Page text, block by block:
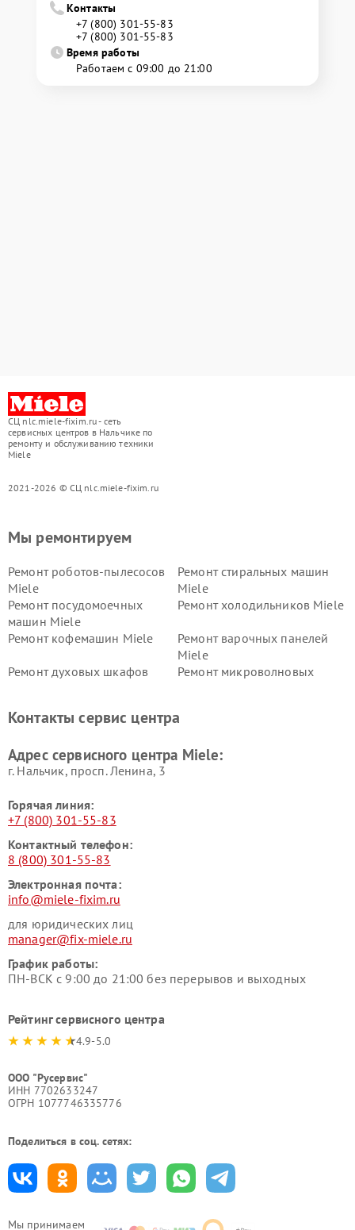
Контакты
+7 (800) 301-55-83
+7 (800) 301-55-83
Время работы
Работаем с 09:00 до 21:00
СЦ nlc.miele-fixim.ru - сеть
сервисных центров в Нальчике по
ремонту и обслуживанию техники
Miele
2021-2026 © СЦ nlc.miele-fixim.ru
Мы принимаем
Мы ремонтируем
Ремонт роботов-пылесосов
Miele
Ремонт стиральных машин
Miele
Ремонт посудомоечных
машин Miele
Ремонт холодильников Miele
Ремонт кофемашин Miele
Ремонт варочных панелей
Miele
Ремонт духовых шкафов
Ремонт микроволновых
Miele
Miele
пылесосов Miele
Контакты сервис центра
Адрес сервисного центра Miele:
г. Нальчик, просп. Ленина, 3
Горячая линия:
+7 (800) 301-55-83
Контактный телефон:
8 (800) 301-55-83
Электронная почта:
info@miele-fixim.ru
для юридических лиц
manager@fix-miele.ru
График работы:
ПН-ВСК с 9:00 до 21:00 без перерывов и выходных
Рейтинг сервисного центра
4.9-5.0
ООО "Русервис"
ИНН 7702633247
ОГРН 1077746335776
Поделиться в соц. сетях: